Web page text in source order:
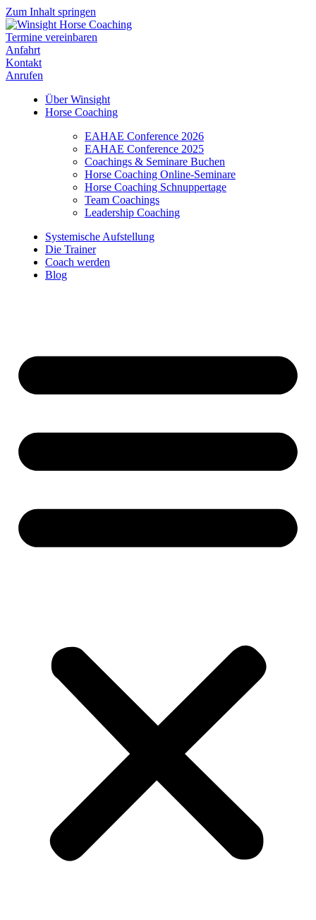
Zum Inhalt springen
Termine vereinbaren
Anfahrt
Kontakt
Anrufen
Über Winsight
Horse Coaching
EAHAE Conference 2026
EAHAE Conference 2025
Coachings & Seminare Buchen
Horse Coaching Online-Seminare
Horse Coaching Schnuppertage
Team Coachings
Leadership Coaching
Systemische Aufstellung
Die Trainer
Coach werden
Blog